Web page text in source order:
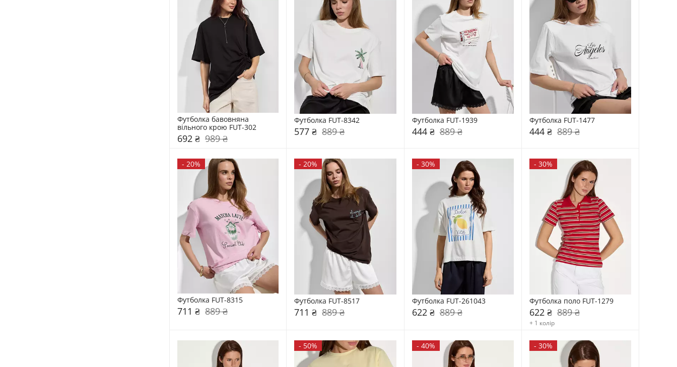
Футболка бавовняна
вільного крою FUT-302
692 ₴ 989 ₴
Футболка FUT-8342
577 ₴ 889 ₴
Футболка FUT-1939
444 ₴ 889 ₴
Футболка FUT-1477
444 ₴ 889 ₴
- 20%
Футболка FUT-8315
711 ₴ 889 ₴
-20%
Футболка FUT-8517
711 ₴ 889 ₴
- 30%
Футболка FUT-261043
622 ₴ 889 ₴
- 30%
Футболка поло FUT-1279
622 ₴ 889 ₴
+ 1 колір
- 50% - 40% - 30%